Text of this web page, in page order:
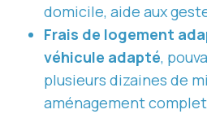
domicile, aide aux
Frais de logement
véhicule adapté,
plusieurs dizaines de
aménagement